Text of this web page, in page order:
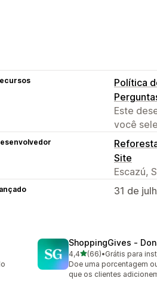
Política
Este
você
Site
Escazú,
31 de
ShoppingGives ‑
4,4de 5 estrelas
(66)
66 avaliações ao todo
•Grátis para
Doe uma porcentagem
que os clientes